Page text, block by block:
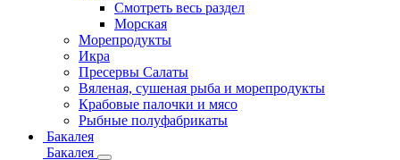
Смотреть весь раздел
Морская
Морепродукты
Икра
Пресервы Салаты
Вяленая, сушеная рыба и морепродукты
Крабовые палочки и мясо
Рыбные полуфабрикаты
Бакалея
Бакалея